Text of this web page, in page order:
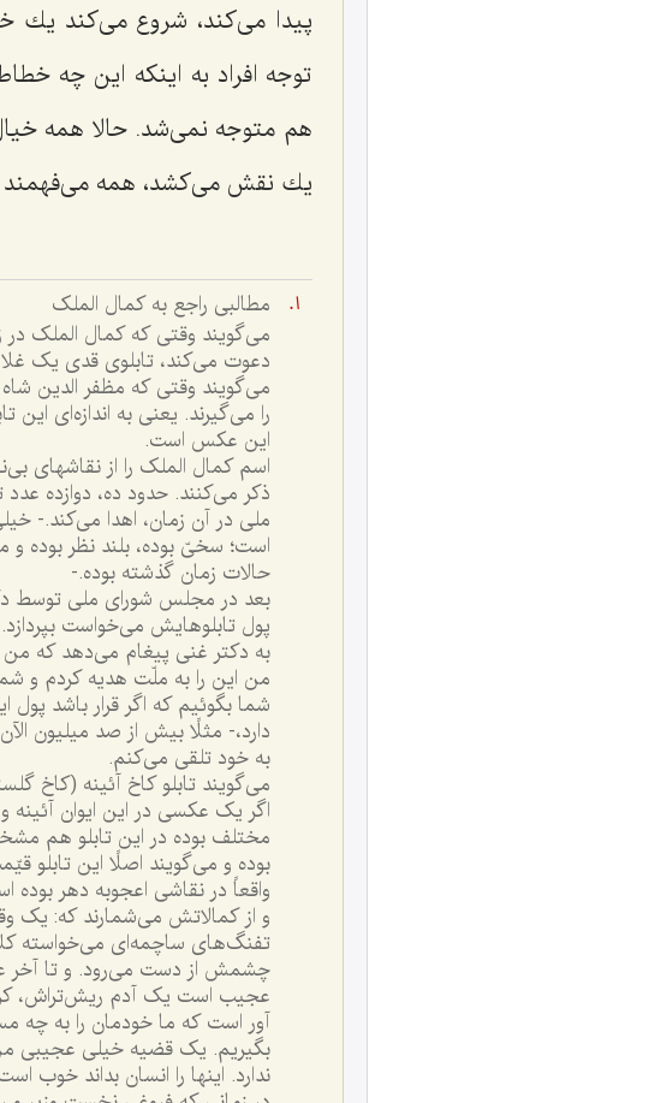
پیدا مى‌كند، شروع مى‌كند
توجه افراد به اینكه این چه
هم متوجه نمى‌شد. حالا همه
یك نقش مى‌كشد، همه
مطالبى راجع به کمال الملک
مى‌گويند وقتى که کمال الملک در
دعوت مى‌کند، تابلوى قدى يک
مى‌گويند وقتى که مظفر الدين
را مى‌گيرند. يعنى به اندازه‌اى
اين عکس است.
اسم کمال الملک را از نقاشهاى
ذکر مى‌کنند. حدود ده، دوازده
ملى در آن زمان، اهدا مى‌کند.-
است؛ سخىّ بوده، بلند نظر بوده
حالات زمان گذشته بوده.-
بعد در مجلس شوراى ملى توسط
پول تابلوهايش مى‌خواست
به دکتر غنى پيغام مى‌دهد که من
من اين را به ملّت هديه کردم و
شما بگوئيم که اگر قرار باشد پول
دارد،- مثلًا بيش از صد ميليون
به خود تلقى مى‌کنم.
مى‌گويند تابلو کاخ آئينه (کاخ
اگر يک عکسى در اين ايوان
مختلف بوده در اين تابلو هم
بوده و مى‌گويند اصلًا اين
واقعاً در نقاشى اعجوبه دهر بوده
و از کمالاتش مى‌شمارند که:
تفنگ‌هاى ساچمه‌اى مى‌خواسته
چشمش از دست مى‌رود. و تا آخر
عجيب است يک آدم ريش‌تراش،
آور است که ما خودمان را به چه
بگيريم. يک قضيه خيلى عجيبى
ندارد. اينها را انسان بداند خوب